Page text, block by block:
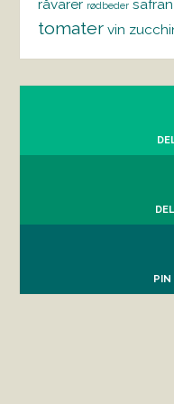
råvarer rødbeder safran
tomater vin
PIN